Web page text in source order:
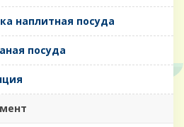
наплитная посуда
посуда